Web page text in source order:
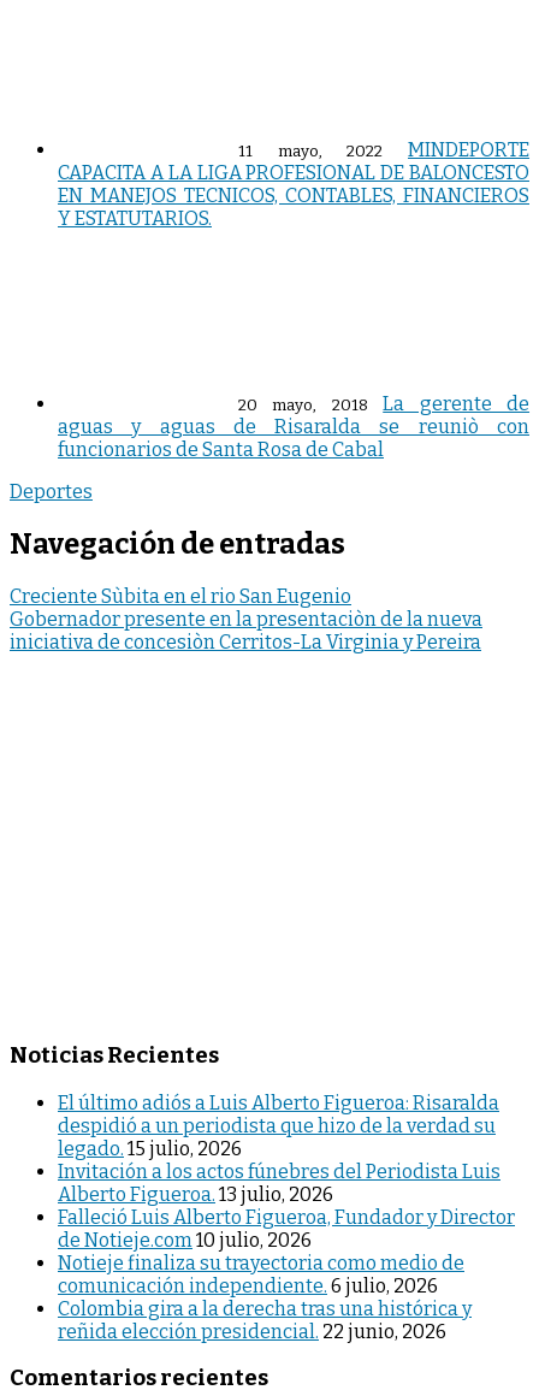
11 mayo, 2022
MINDEPORTE
CAPACITA A LA LIGA PROFESIONAL DE BALONCESTO
EN MANEJOS TECNICOS, CONTABLES, FINANCIEROS
Y ESTATUTARIOS.
20 mayo, 2018
La gerente de
aguas y aguas de Risaralda se reuniò con
funcionarios de Santa Rosa de Cabal
Deportes
Navegación de entradas
Creciente Sùbita en el rio San Eugenio
Gobernador presente en la presentaciòn de la nueva
iniciativa de concesiòn Cerritos-La Virginia y Pereira
Noticias Recientes
El último adiós a Luis Alberto Figueroa: Risaralda
despidió a un periodista que hizo de la verdad su
legado. 15 julio, 2026
Invitación a los actos fúnebres del Periodista Luis
Alberto Figueroa. 13 julio, 2026
Falleció Luis Alberto Figueroa, Fundador y Director
de Notieje.com 10 julio, 2026
Notieje finaliza su trayectoria como medio de
comunicación independiente. 6 julio, 2026
Colombia gira a la derecha tras una histórica y
reñida elección presidencial. 22 junio, 2026
Comentarios recientes